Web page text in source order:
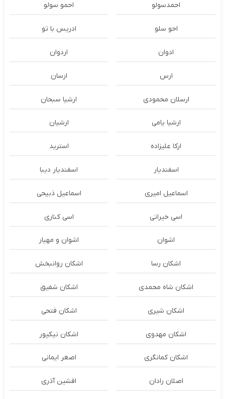
احمدسولو احمو سولو
احو سلو ادریس با تو
ادوان اردوان
ارس ارسان
ارسلان محمودی ارشیا سبحان
ارشیا یامی ارشیان
ارکا علیزاده استرید
اسفندیار اسفندیار دیبا
اسماعیل امیری اسماعیل ذبیحی
اسی خیراتی اسی کناری
اشوان اشوان و مهیار
اشکان رسا اشکان روانبخش
اشکان شاه محمدی اشکان شفیق
اشکان شیری اشکان فتحی
اشکان مهدوی اشکان نیکپور
اشکان‌ کمانگری اصغر ایمانی
اصلان رادان افشین آذری